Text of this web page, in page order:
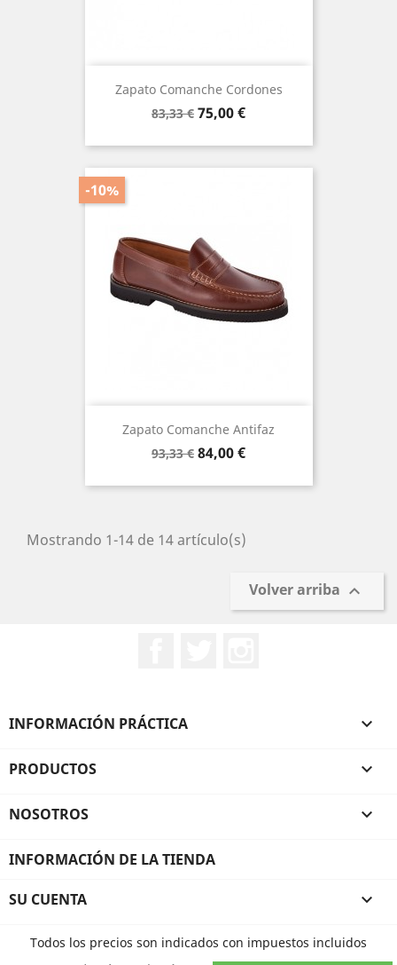
Zapato Comanche Cordones
Precio
83,33 € Precio
75,00 €
Zapato Comanche Antifaz
Precio
93,33 €
-10%
Precio
84,00 €
Mostrando 1-14 de 14 artículo(s)
Volver arriba 
INFORMACIÓN PRÁCTICA 
PRODUCTOS 
NOSOTROS 
INFORMACIÓN DE LA TIENDA
SU CUENTA 
Todos los precios son indicados con impuestos incluidos